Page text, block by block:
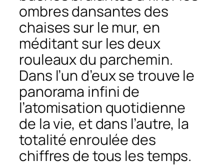
ombres dansantes des
chaises sur le mur, en
méditant sur les deux
rouleaux du parchemin.
Dans l’un d’eux se trouve le
panorama infini de
l’atomisation quotidienne
de la vie, et dans l’autre, la
totalité enroulée des
chiffres de tous les temps.